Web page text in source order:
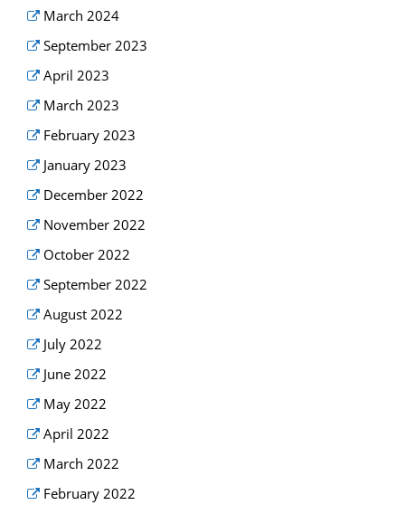
March 2024
September 2023
April 2023
March 2023
February 2023
January 2023
December 2022
November 2022
October 2022
September 2022
August 2022
July 2022
June 2022
May 2022
April 2022
March 2022
February 2022